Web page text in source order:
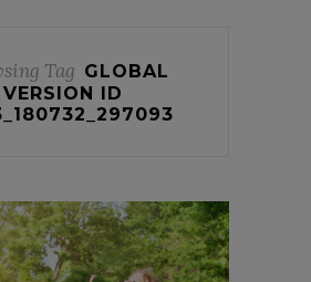
Tag GLOBAL
VERSION ID